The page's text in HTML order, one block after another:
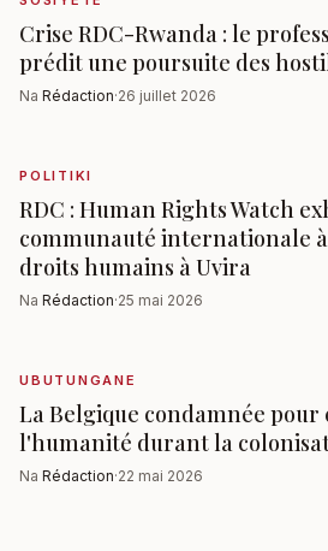
Crise RDC-Rwanda : le
prédit une poursuite des
Na Rédaction·26 juillet 2026
POLITIKI
RDC : Human Rights Watch
communauté internationale
droits humains à Uvira
Na Rédaction·25 mai 2026
UBUTUNGANE
La Belgique condamnée
l'humanité durant la
Na Rédaction·22 mai 2026